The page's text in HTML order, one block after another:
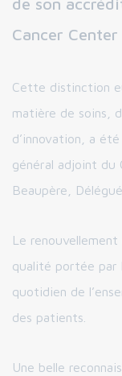
de son
Cancer Center
Cette distinction
matière de soins,
d’innovation, a
général adjoint du
Beaupère,
Le
qualité portée par
quotidien de
des patients.
Une belle